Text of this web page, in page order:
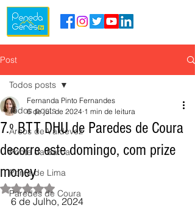
Post
Todos posts
Arcos de Valdevez
Ponte da Barca
Ponte de Lima
Paredes de Coura
Todos posts
7.º BTT DHU de Paredes de Coura
decorre este domingo, com prize
money
Fernanda Pinto Fernandes
6 de jul. de 2024 1 min de leitura
Avaliado com NaN de 5 estrelas.
6 de Julho, 2024